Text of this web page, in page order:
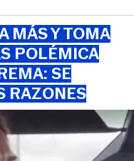
MÁS Y TOMA
POLÉMICA
SE
RAZONES